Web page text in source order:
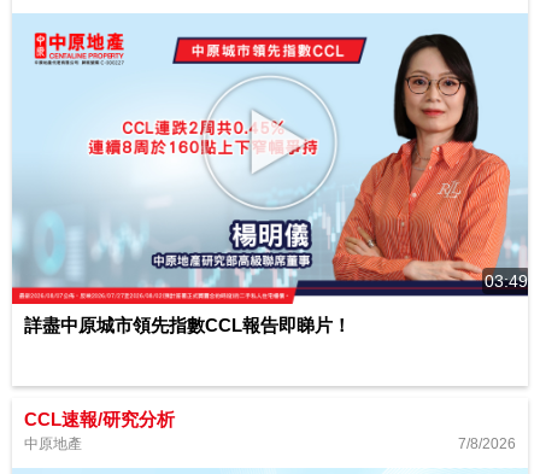
03:49
詳盡中原城市領先指數CCL報告即睇片！
CCL速報/研究分析
中原地產 7/8/2026